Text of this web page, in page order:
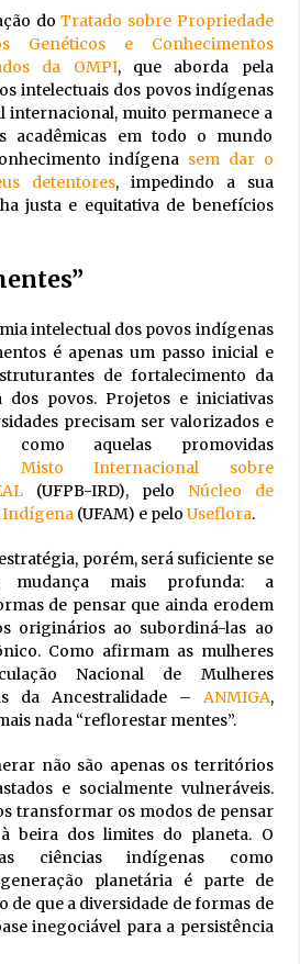
doTratado sobre Propriedade
Genéticos e Conhecimentos
da OMPI, que aborda pela
intelectuais dos povos indígenas
internacional, muito permanece a
acadêmicas em todo o mundo
indígena sem dar o
detentores, impedindo a sua
justa e equitativa de benefícios
intelectual dos povos indígenas
é apenas um passo inicial e
de fortalecimento da
dos povos. Projetos e iniciativas
precisam ser valorizados e
como aquelas promovidas
Misto Internacional sobre
(UFPB-IRD), pelo Núcleo de
Indígena(UFAM) e pelo Useflora.
porém, será suficiente se
mais profunda: a
de pensar que ainda erodem
originários ao subordiná-las ao
Como afirmam as mulheres
Nacional de Mulheres
da Ancestralidade – ANMIGA,
nada “reflorestar mentes”.
não são apenas os territórios
e socialmente vulneráveis.
transformar os modos de pensar
beira dos limites do planeta. O
ciências indígenas como
planetária é parte de
de que a diversidade de formas de
inegociável para a persistência